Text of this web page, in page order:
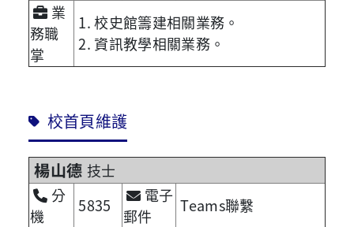
業
務職
掌
1. 校史館籌建相關業務。
2. 資訊教學相關業務。
校首頁維護
楊山德 技士
分
機
5835
電子
郵件
Teams聯繫